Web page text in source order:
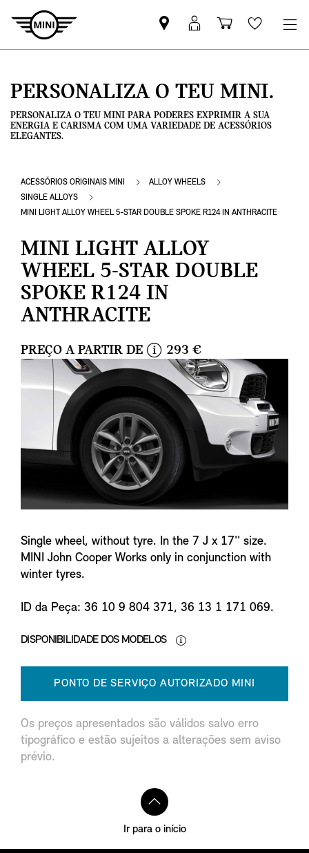
Pesquisar
parceiro
Iniciar
sessão
Carrinho
de
Wishlist
PERSONALIZA O TEU MINI.
PERSONALIZA O TEU MINI PARA PODERES EXPRIMIR A SUA
ENERGIA E CARISMA COM UMA VARIEDADE DE ACESSÓRIOS
ELEGANTES.
ACESSÓRIOS ORIGINAIS MINI
ALLOY WHEELS
SINGLE ALLOYS
MINI LIGHT ALLOY WHEEL 5-STAR DOUBLE SPOKE R124 IN ANTHRACITE
MINI LIGHT ALLOY
WHEEL 5-STAR DOUBLE
SPOKE R124 IN
ANTHRACITE
PREÇO A PARTIR DE
f
o
293 €
Single wheel, without tyre. In the 7 J x 17'' size.
MINI John Cooper Works only in conjunction with
winter tyres.
ID da Peça: 36 10 9 804 371, 36 13 1 171 069.
DISPONIBILIDADE DOS MODELOS
PONTO DE SERVIÇO AUTORIZADO MINI
Os preços apresentados são válidos salvo erro
tipográfico e estão sujeitos a alterações sem aviso
prévio.
Ir para o início